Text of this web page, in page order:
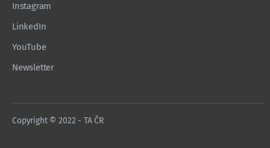
Instagram
LinkedIn
YouTube
Newsletter
Copyright © 2022 - TA ČR